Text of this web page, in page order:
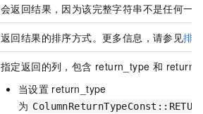
会返回结果，因为该完整字符串不是任何一
返回结果的排序方式。更多信息，请参见排
指定返回的列，包含 return_type 和
当设置 return_type
为